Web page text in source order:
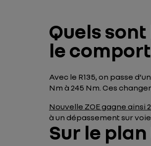
Quels
le
Avec le R135, on passe
Nm à 245 Nm. Ces
Nouvelle ZOE gagne ainsi
à un dépassement sur
Sur le